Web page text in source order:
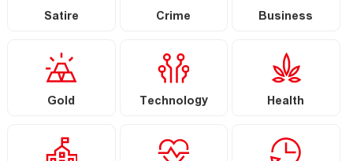
Satire Crime Business
Gold Technology Health